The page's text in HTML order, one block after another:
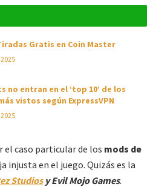
Gratis en Coin Master
2025
no entran en el ‘top 10’ de los
vistos según ExpressVPN
2025
caso particular de los mods de
injusta en el juego. Quizás es la
Studiosy Evil Mojo Games.